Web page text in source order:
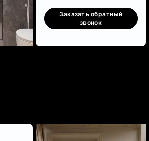
Заказать обратный
звонок